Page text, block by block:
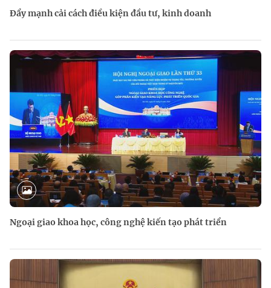
Đẩy mạnh cải cách điều kiện đầu tư, kinh doanh
Ngoại giao khoa học, công nghệ kiến tạo phát triển